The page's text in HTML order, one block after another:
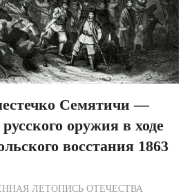
Семятичи —
оружия в ходе
восстания 1863
по Редакции
ЛЕТОПИСЬ ОТЕЧЕСТВА